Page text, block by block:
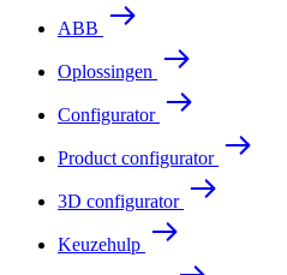
ABB
Oplossingen
Configurator
Product configurator
3D configurator
Keuzehulp